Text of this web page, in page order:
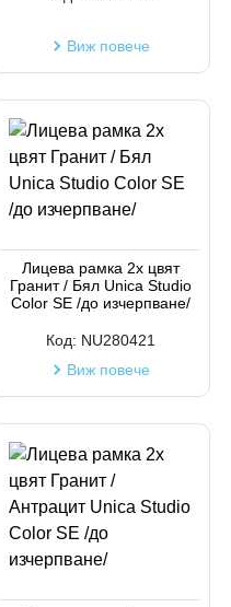
Виж повече
Лицева рамка 2х цвят
Гранит / Бял Unica Studio
Color SE /до изчерпване/
Код: NU280421
Виж повече